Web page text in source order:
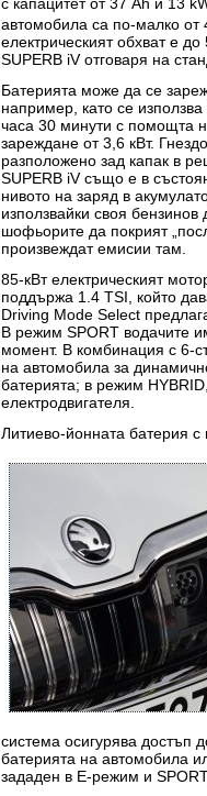
автомобила са по-малко от
електрическият обхват е
SUPERB iV отговаря на
Батерията може да се
например, като се
часа 30 минути с помощта
зареждане от 3,6 кВт.
разположено зад капак в
SUPERB iV също е в
нивото на заряд в
използвайки своя
шофьорите да покрият
произвеждат емисии там.
85-кВт електрическият
поддържа 1.4 TSI, който
Driving Mode Select
В режим SPORT водачите
момент. В комбинация с 6-
на автомобила за
батерията; в режим
електродвигателя.
Литиево-йонната батерия
система осигурява достъп
батерията на автомобила
зададен в E-режим и